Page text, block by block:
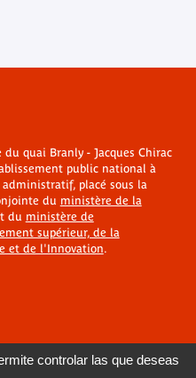
du quai Branly - Jacques Chirac
public national à
administratif, placé sous la
du ministère de la
du ministère de
supérieur, de la
et de l'Innovation.
controlar las que deseas